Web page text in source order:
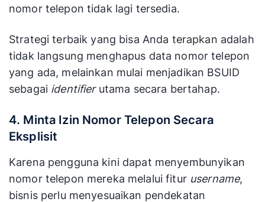
nomor telepon tidak lagi tersedia.
Strategi terbaik yang bisa Anda terapkan adalah
tidak langsung menghapus data nomor telepon
yang ada, melainkan mulai menjadikan BSUID
sebagai identifierutama secara bertahap.
4. Minta Izin Nomor Telepon Secara
Eksplisit
Karena pengguna kini dapat menyembunyikan
nomor telepon mereka melalui fitur username,
bisnis perlu menyesuaikan pendekatan